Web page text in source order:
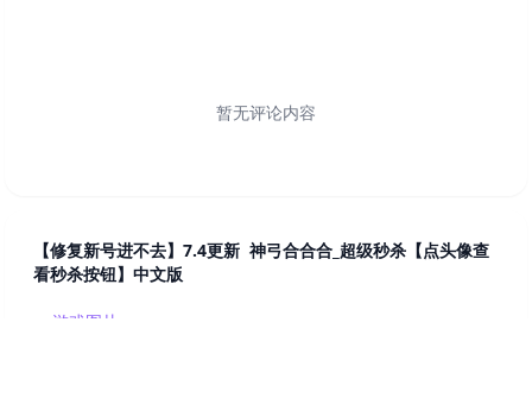
暂无评论内容
【修复新号进不去】7.4更新 神弓合合合_超级秒杀【点头像查
看秒杀按钮】中文版
游戏图片